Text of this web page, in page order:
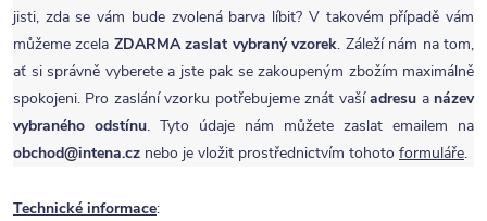
jisti, zda se vám bude zvolená barva líbit? V takovém případě vám
můžeme zcela ZDARMA zaslat vybraný vzorek. Záleží nám na tom,
ať si správně vyberete a jste pak se zakoupeným zbožím maximálně
spokojeni. Pro zaslání vzorku potřebujeme znát vašíadresu a název
vybraného odstínu. Tyto údaje nám můžete zaslat emailem na
obchod@intena.cz nebo je vložit prostřednictvím tohoto formuláře.
Technické informace: